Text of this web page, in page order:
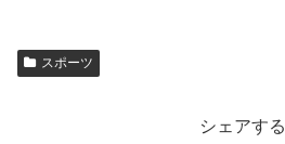
スポーツ
シェアする